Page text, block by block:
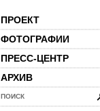
ПРОЕКТ
ФОТОГРАФИИ
ПРЕСС-ЦЕНТР
АРХИВ
ПОИСК